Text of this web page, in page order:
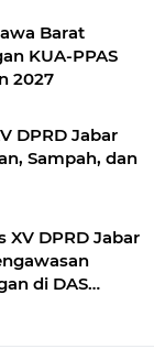
Barat
KUA-PPAS
2027
Sampah, dan
XV DPRD Jabar
di DAS